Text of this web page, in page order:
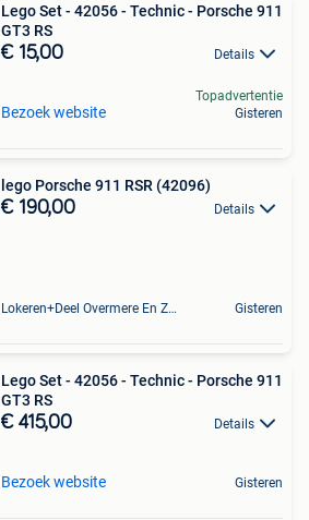
Lego Set - 42056 - Technic - Porsche 911
GT3 RS
€ 15,00 Details
Bezoek website
Topadvertentie
Gisteren
lego Porsche 911 RSR (42096)
€ 190,00 Details
Lokeren+Deel Overmere En Zele Gisteren
Lego Set - 42056 - Technic - Porsche 911
GT3 RS
€ 415,00 Details
Bezoek website Gisteren